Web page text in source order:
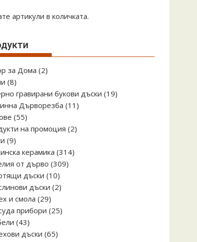
артикули в количката.
за Дома 22
88
продукта
гравирани букови дъски 1919
Дърворезба 11 11
5555
продукта
на промоция 22
99
продукта
керамика 314314
от дърво 309309
дъски 1010
продукта
дъски 22
и смола 2929
продукта
прибори 2525
4343
продукта
дъски 6565